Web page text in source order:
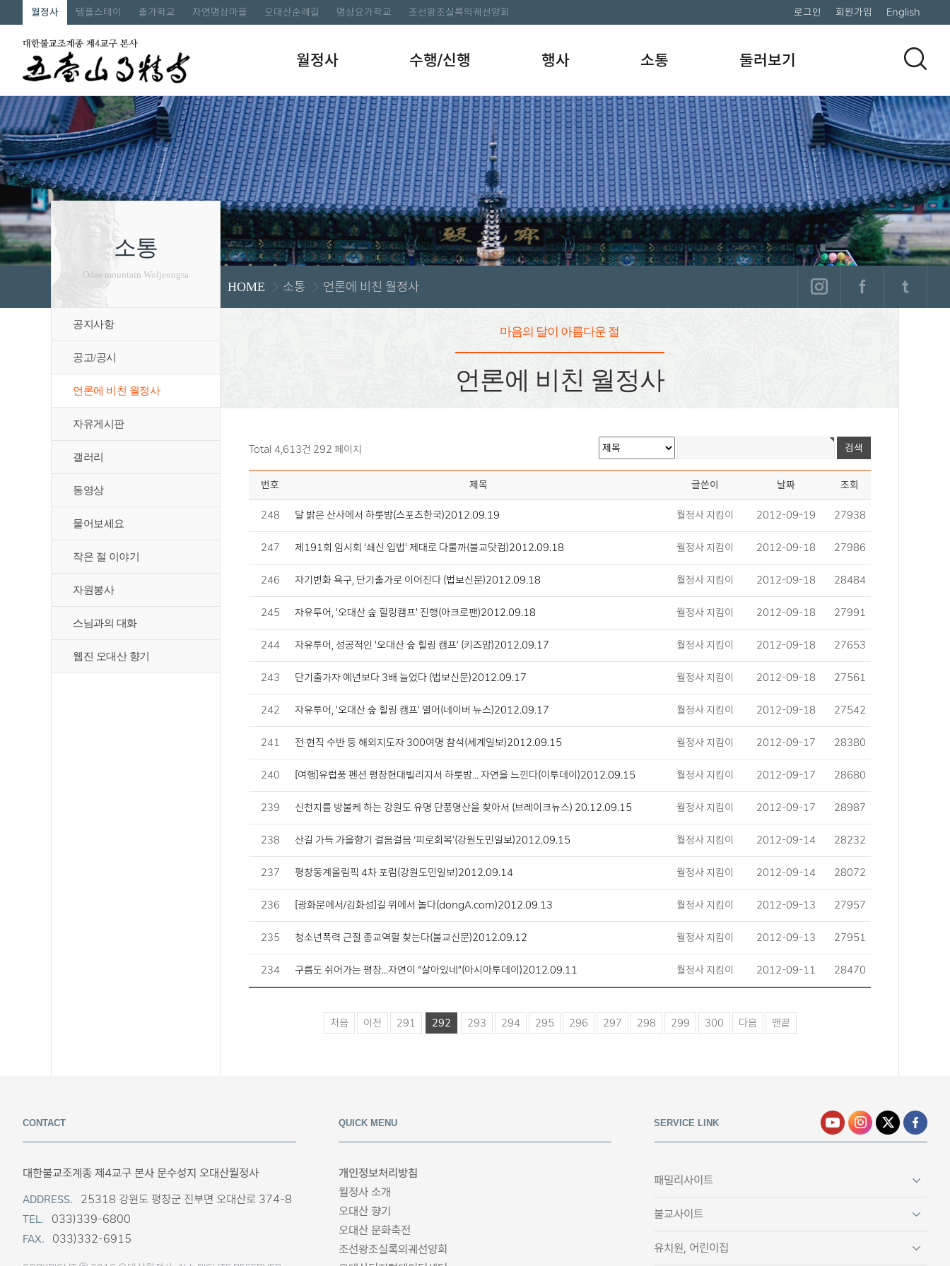
월정사 템플스테이 출가학교 자연명상마을 오대산순례길 명상요가학교 조선왕조실록의궤선양회 로그인 회원가입 English
월정사 수행/신행 행사 소통 둘러보기
소통
Odae mountain Woljeongsa
공지사항
공고/공시
언론에 비친 월정사
자유게시판
갤러리
동영상
물어보세요
작은 절 이야기
자원봉사
스님과의 대화
웹진 오대산 향기
HOME 소통 언론에 비친 월정사
마음의 달이 아름다운 절
언론에 비친 월정사
Total 4,613건 292 페이지
번호 제목 글쓴이 날짜 조회
248 달 밝은 산사에서 하룻밤(스포츠한국)2012.09.19 월정사 지킴이 2012-09-19 27938
247 제191회 임시회 ‘쇄신 입법’ 제대로 다룰까(불교닷컴)2012.09.18 월정사 지킴이 2012-09-18 27986
246 자기변화 욕구, 단기출가로 이어진다 (법보신문)2012.09.18 월정사 지킴이 2012-09-18 28484
245 자유투어, '오대산 숲 힐링캠프' 진행(아크로팬)2012.09.18 월정사 지킴이 2012-09-18 27991
244 자유투어, 성공적인 '오대산 숲 힐링 캠프’ (키즈맘)2012.09.17 월정사 지킴이 2012-09-18 27653
243 단기출가자 예년보다 3배 늘었다 (법보신문)2012.09.17 월정사 지킴이 2012-09-18 27561
242 자유투어, '오대산 숲 힐링 캠프' 열어(네이버 뉴스)2012.09.17 월정사 지킴이 2012-09-18 27542
241 전·현직 수반 등 해외지도자 300여명 참석(세계일보)2012.09.15 월정사 지킴이 2012-09-17 28380
240 [여행]유럽풍 펜션 평창현대빌리지서 하룻밤… 자연을 느낀다(이투데이)2012.09.15 월정사 지킴이 2012-09-17 28680
239 신천지를 방불케 하는 강원도 유명 단풍명산을 찾아서 (브레이크뉴스) 20.12.09.15 월정사 지킴이 2012-09-17 28987
238 산길 가득 가을향기 걸음걸음 ‘피로회복’(강원도민일보)2012.09.15 월정사 지킴이 2012-09-14 28232
237 평창동계올림픽 4차 포럼(강원도민일보)2012.09.14 월정사 지킴이 2012-09-14 28072
236 [광화문에서/김화성]길 위에서 놀다(dongA.com)2012.09.13 월정사 지킴이 2012-09-13 27957
235 청소년폭력 근절 종교역할 찾는다(불교신문)2012.09.12 월정사 지킴이 2012-09-13 27951
234 구름도 쉬어가는 평창...자연이 “살아있네”(아시아투데이)2012.09.11 월정사 지킴이 2012-09-11 28470
처음 이전 291 292 293 294 295 296 297 298 299 300 다음 맨끝
CONTACT
대한불교조계종 제4교구 본사 문수성지 오대산월정사
ADDRESS. 25318 강원도 평창군 진부면 오대산로 374-8
TEL. 033)339-6800
FAX. 033)332-6915
QUICK MENU
개인정보처리방침
월정사 소개
오대산 향기
오대산 문화축전
조선왕조실록의궤선양회
SERVICE LINK
패밀리사이트
불교사이트
유치원, 어린이집